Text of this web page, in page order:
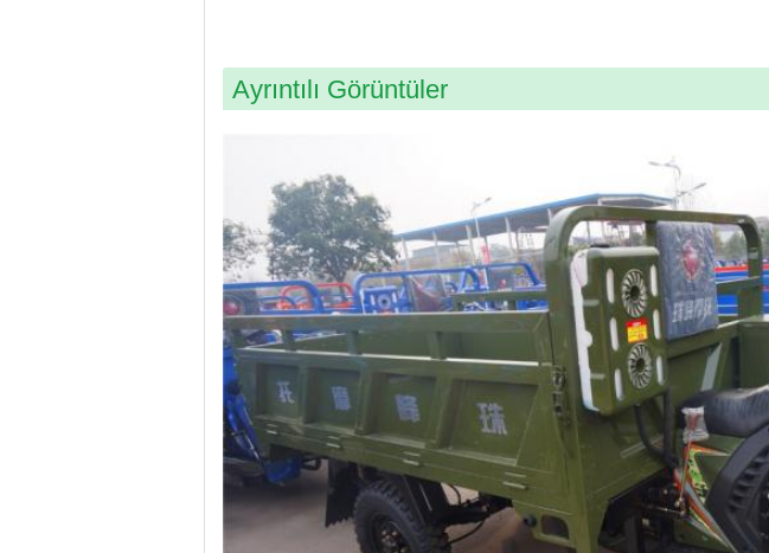
Ayrıntılı Görüntüler